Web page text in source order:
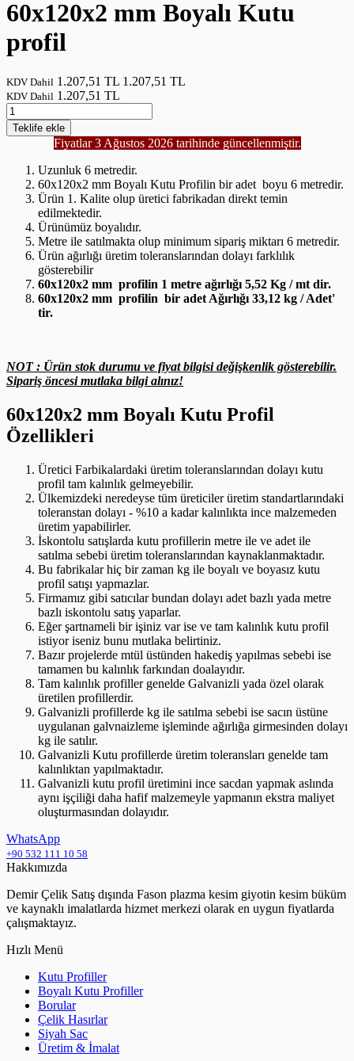
60x120x2 mm Boyalı Kutu
profil
KDV Dahil 1.207,51 TL 1.207,51 TL
KDV Dahil 1.207,51 TL
Teklife ekle
Fiyatlar 3 Ağustos 2026 tarihinde güncellenmiştir.
Uzunluk 6 metredir.
60x120x2 mm Boyalı Kutu Profilin bir adet boyu 6 metredir.
Ürün 1. Kalite olup üretici fabrikadan direkt temin
edilmektedir.
Ürünümüz boyalıdır.
Metre ile satılmakta olup minimum sipariş miktarı 6 metredir.
Ürün ağırlığı üretim toleranslarından dolayı farklılık
gösterebilir
60x120x2 mm profilin 1 metre ağırlığı 5,52 Kg / mt dir.
60x120x2 mm profilin bir adet Ağırlığı 33,12 kg / Adet'
tir.
NOT : Ürün stok durumu ve fiyat bilgisi değişkenlik gösterebilir.
Sipariş öncesi mutlaka bilgi alınız!
60x120x2 mm Boyalı Kutu Profil
Özellikleri
Üretici Farbikalardaki üretim toleranslarından dolayı kutu
profil tam kalınlık gelmeyebilir.
Ülkemizdeki neredeyse tüm üreticiler üretim standartlarındaki
toleranstan dolayı - %10 a kadar kalınlıkta ince malzemeden
üretim yapabilirler.
İskontolu satışlarda kutu profillerin metre ile ve adet ile
satılma sebebi üretim toleranslarından kaynaklanmaktadır.
Bu fabrikalar hiç bir zaman kg ile boyalı ve boyasız kutu
profil satışı yapmazlar.
Firmamız gibi satıcılar bundan dolayı adet bazlı yada metre
bazlı iskontolu satış yaparlar.
Eğer şartnameli bir işiniz var ise ve tam kalınlık kutu profil
istiyor iseniz bunu mutlaka belirtiniz.
Bazır projelerde mtül üstünden hakediş yapılmas sebebi ise
tamamen bu kalınlık farkından doalayıdır.
Tam kalınlık profiller genelde Galvanizli yada özel olarak
üretilen profillerdir.
Galvanizli profillerde kg ile satılma sebebi ise sacın üstüne
uygulanan galvnaizleme işleminde ağırlığa girmesinden dolayı
kg ile satılır.
Galvanizli Kutu profillerde üretim toleransları genelde tam
kalınlıktan yapılmaktadır.
Galvanizli kutu profil üretimini ince sacdan yapmak aslında
aynı işçiliği daha hafif malzemeyle yapmanın ekstra maliyet
oluşturmasından dolayıdır.
WhatsApp
+90 532 111 10 58
Hakkımızda
Demir Çelik Satış dışında Fason plazma kesim giyotin kesim büküm
ve kaynaklı imalatlarda hizmet merkezi olarak en uygun fiyatlarda
çalışmaktayız.
Hızlı Menü
Kutu Profiller
Boyalı Kutu Profiller
Borular
Çelik Hasırlar
Siyah Sac
Üretim & İmalat